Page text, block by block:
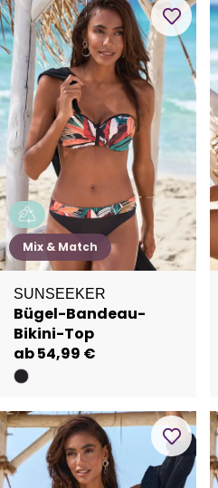
Mix & Match
SUNSEEKER
Bügel-Bandeau-
Bikini-Top
ab 54,99 €